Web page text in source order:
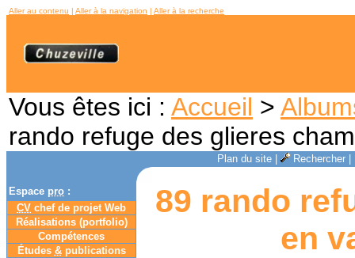
Aller au contenu | Aller à la navigation | Aller à la recherche
Vous êtes ici : Accueil >
rando refuge des glieres
Plan du site| Rechercher|
Espace pro :
CV chef de projet Web
Réalisations (portfolio)
Compétences
Études &publications
89 rando
en